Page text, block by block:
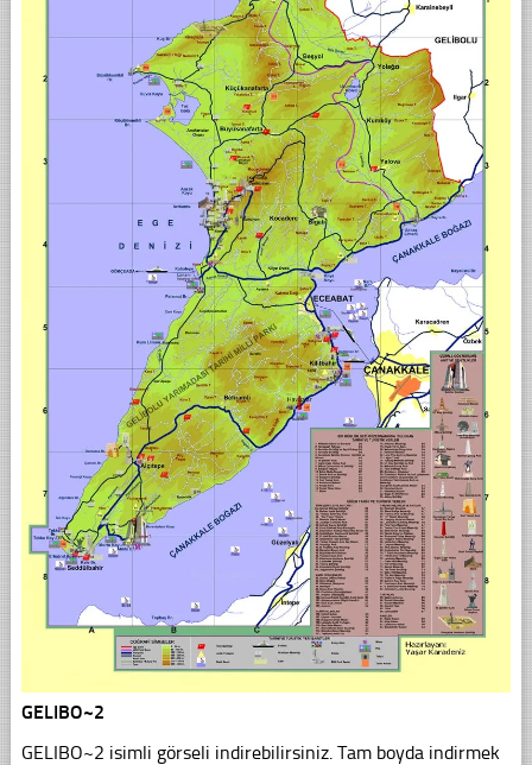
GELIBO~2
GELIBO~2 isimli görseli indirebilirsiniz. Tam boyda indirmek